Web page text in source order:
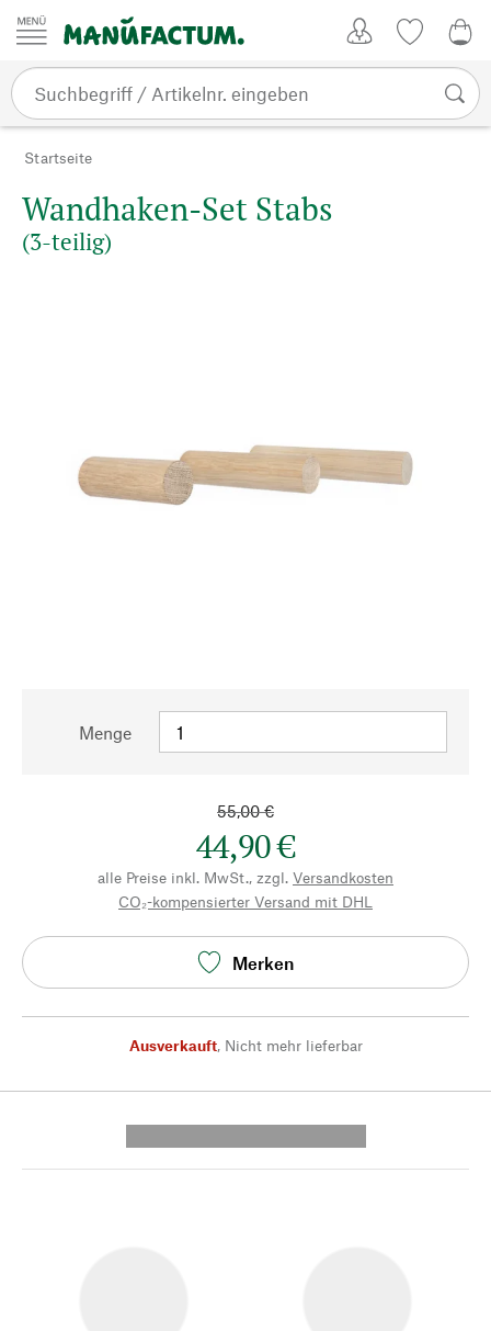
Zum Inhalt springen
Startseite
Wandhaken-Set Stabs
(3-teilig)
Menge
55,00 €
44,90 €
alle Preise inkl. MwSt., zzgl. Versandkosten
CO₂-kompensierter Versand mit DHL
Merken
Ausverkauft, Nicht mehr lieferbar